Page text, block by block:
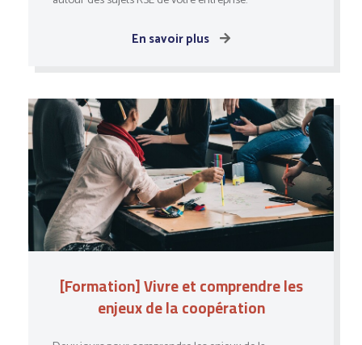
En savoir plus
[Formation] Vivre et comprendre les
enjeux de la coopération